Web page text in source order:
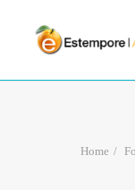
Home